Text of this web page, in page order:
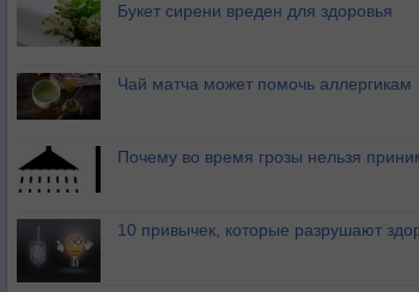
Букет сирени вреден для здоровья
Чай матча может помочь аллергикам
Почему во время грозы нельзя
10 привычек, которые разрушают